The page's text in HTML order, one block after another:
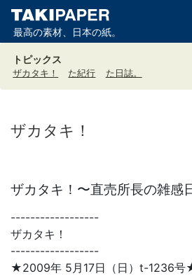
最高の素材、日本の紙。
トピックス
ザカタキ！ た紀行 た日誌。
ザカタキ！
ザカタキ！〜直売所長の雑感
------------------
ザカタキ！
------------------
★2009年 5月17日（日）t-1236号